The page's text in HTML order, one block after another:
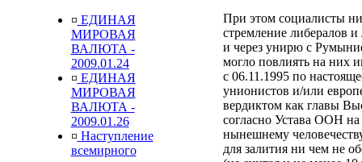
¤ ЕДИНАЯ
МИРОВАЯ
ВАЛЮТА -
2009.01.24
¤ ЕДИНАЯ
МИРОВАЯ
ВАЛЮТА -
2009.01.26
¤ Наступление
всемирного
При этом социалисты
стремление либералов
и через унирю с
могло повлиять на них
с 06.11.1995 по
унионистов и/или
вердиктом как главы
согласно Устава ООН
нынешнему
для залития ни чем не